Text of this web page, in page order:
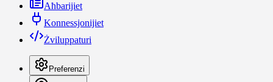
Aħbarijiet
Konnessjonijiet
Żviluppaturi
Preferenzi